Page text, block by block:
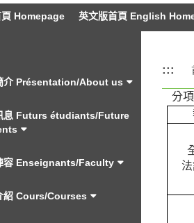
頁 Homepage 英文版首頁 English
介 Présentation/About us
息 Futurs étudiants/Future
容 Enseignants/Faculty
紹 Cours/Courses
:::
分